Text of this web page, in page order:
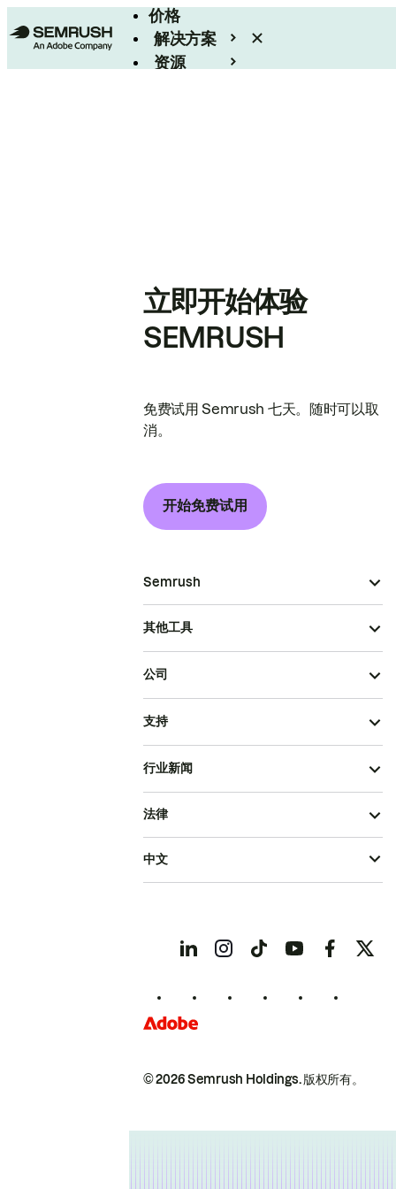
价格
解决方案
资源
立即开始体验
SEMRUSH
免费试用 Semrush 七天。随时可以取
消。
开始免费试用
Semrush
其他工具
公司
支持
行业新闻
© 2026 Semrush Holdings.版权所有。
法律
中文